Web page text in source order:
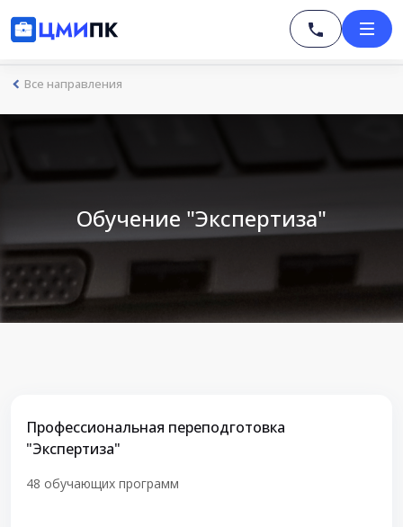
Все направления
Обучение "Экспертиза"
Профессиональная переподготовка
"Экспертиза"
48 обучающих программ